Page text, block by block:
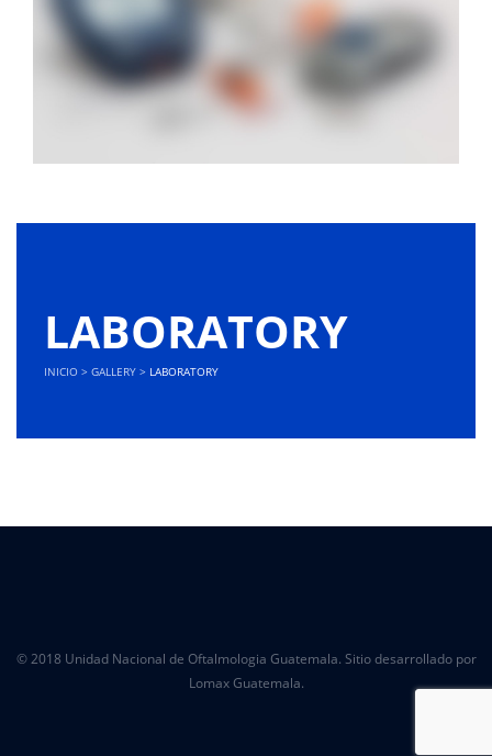
LABORATORY
INICIO > GALLERY > LABORATORY
© 2018 Unidad Nacional de Oftalmologia Guatemala. Sitio desarrollado por
Lomax Guatemala.